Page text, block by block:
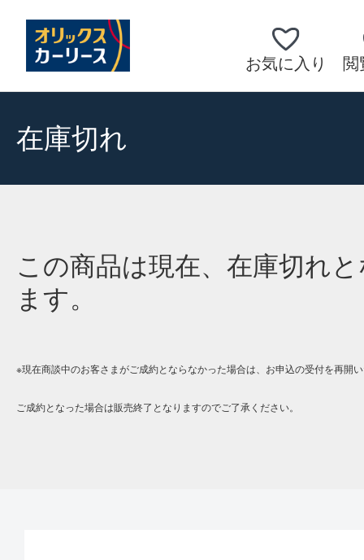
お気に入り 閲
在庫切れ
この商品は現在、在庫切れ
ます。
※現在商談中のお客さまがご成約とならなかった場合は、お申込の受付を再開
ご成約となった場合は販売終了となりますのでご了承ください。